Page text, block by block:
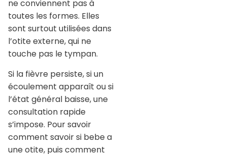
ne conviennent pas à
toutes les formes. Elles
sont surtout utilisées dans
l’otite externe, qui ne
touche pas le tympan.
Si la fièvre persiste, si un
écoulement apparaît ou si
l’état général baisse, une
consultation rapide
s’impose. Pour savoir
comment savoir si bebe a
une otite, puis comment